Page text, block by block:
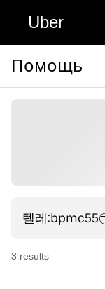
Uber
Помощь
3 results